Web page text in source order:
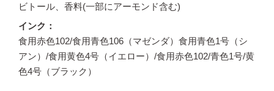
ビトール、香料(一部にアーモンド含む)
インク
食用赤色102/食用青色106（マゼンダ）食用青色1号（シ
アン）/食用黄色4号（イエロー）/食用赤色102/青色1号/黄
色4号（ブラック）